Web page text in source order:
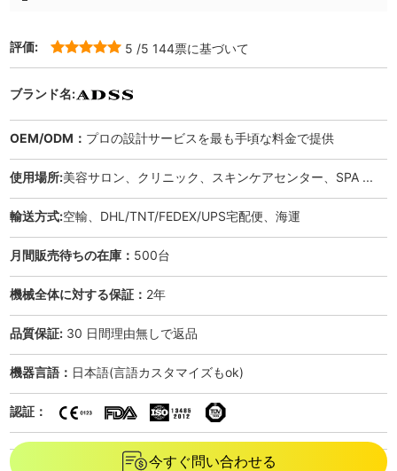
評価: 5 /5 144票に基づいて
ブランド名:
OEM/ODM： プロの設計サービスを最も手頃な料金で提供
使用場所:美容サロン、クリニック、スキンケアセンター、SPA ...
輸送方式:空輸、DHL/TNT/FEDEX/UPS宅配便、海運
月間販売待ちの在庫： 500台
機械全体に対する保証： 2年
品質保証: 30 日間理由無しで返品
機器言語： 日本語(言語カスタマイズもok)
認証：
今すぐ問い合わせる